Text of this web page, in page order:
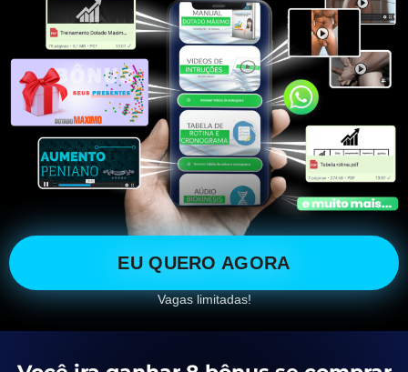
EU QUERO AGORA
Vagas limitadas!